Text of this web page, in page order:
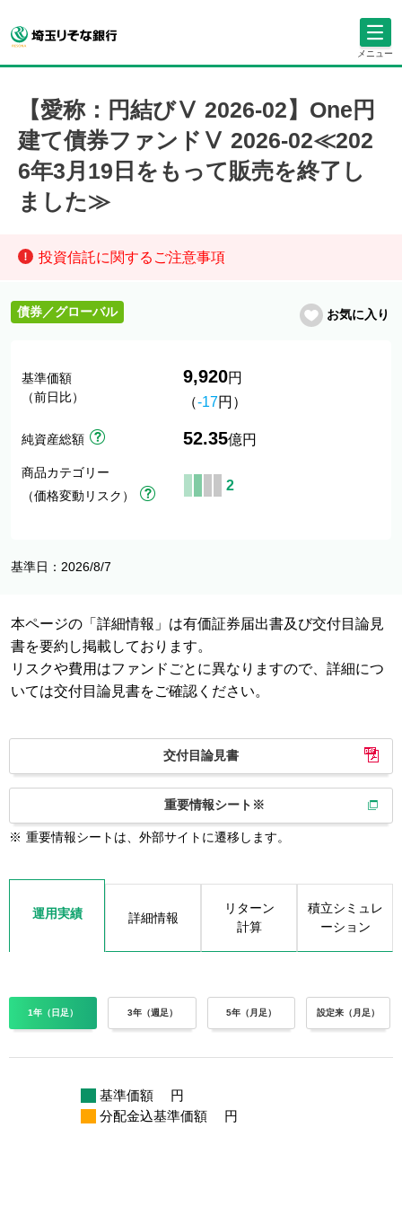
メニュー
【愛称：円結びⅤ 2026-02】One円
建て債券ファンドⅤ 2026-02≪202
6年3月19日をもって販売を終了し
ました≫
投資信託に関するご注意事項
債券／グローバル お気に入り
基準価額
（前日比）
9,920円
（-17円）
純資産総額 52.35億円
商品カテゴリー
（価格変動リスク）
2
基準日：2026/8/7
本ページの「詳細情報」は有価証券届出書及び交付目論見
書を要約し掲載しております。
リスクや費用はファンドごとに異なりますので、詳細につ
いては交付目論見書をご確認ください。
交付目論見書
重要情報シート※
※ 重要情報シートは、外部サイトに遷移します。
運用実績 詳細情報
リターン
計算
積立シミュレ
ーション
1年（日足） 3年（週足） 5年（月足） 設定来（月足）
基準価額
円
分配金込基準価額
円